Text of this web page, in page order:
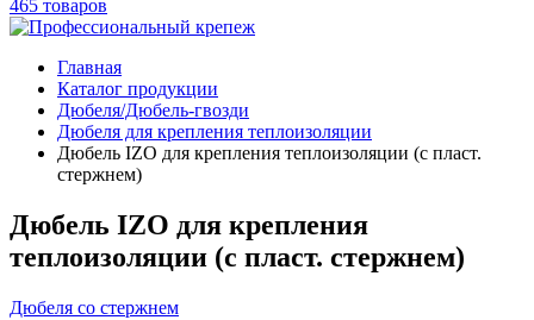
465 товаров
Главная
Каталог продукции
Дюбеля/Дюбель-гвозди
Дюбеля для крепления теплоизоляции
Дюбель IZO для крепления теплоизоляции (с пласт.
стержнем)
Дюбель IZO для крепления
теплоизоляции (с пласт. стержнем)
Дюбеля со стержнем